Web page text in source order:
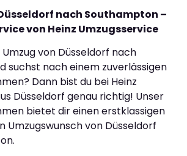
nach Southampton –
von Heinz Umzugsservice
von Düsseldorf nach
suchst nach einem zuverlässigen
Dann bist du bei Heinz
Düsseldorf genau richtig! Unser
bietet dir einen erstklassigen
Umzugswunsch von Düsseldorf